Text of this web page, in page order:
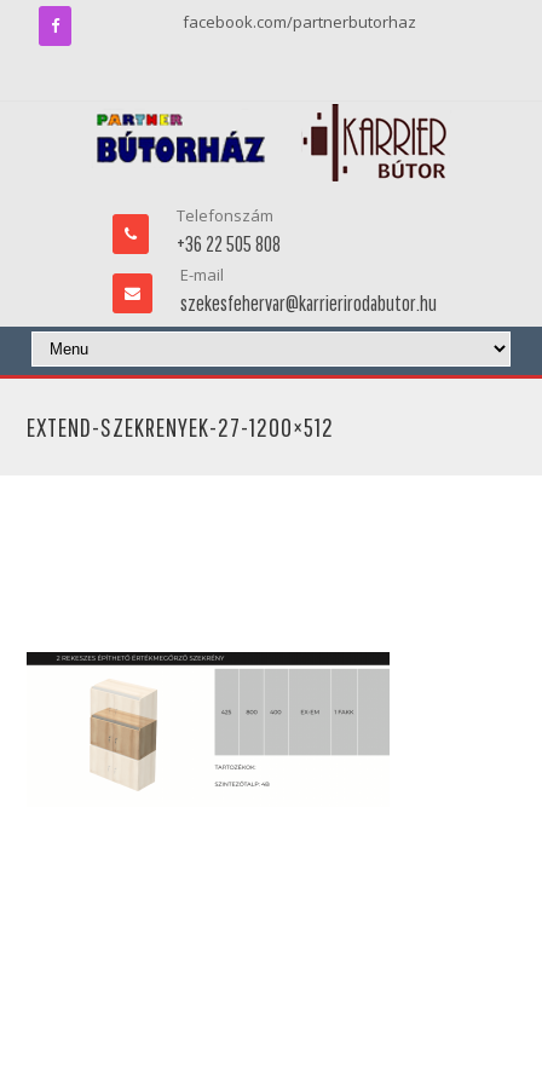
facebook.com/partnerbutorhaz
Telefonszám
+36 22 505 808
E-mail
szekesfehervar@karrierirodabutor.hu
EXTEND-SZEKRENYEK-27-1200×512